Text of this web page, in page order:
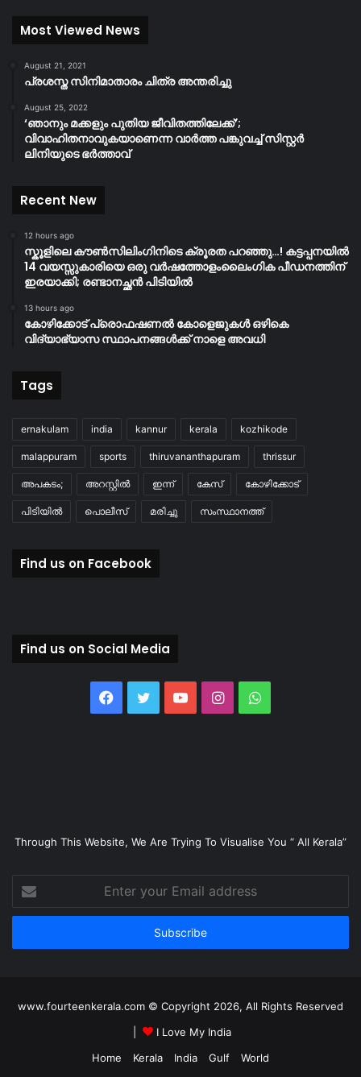
Most Viewed News
August 21, 2021
പ്രശസ്ത സിനിമാതാരം ചിത്ര അന്തരിച്ചു
August 25, 2022
‘ഞാനും മക്കളും പുതിയ ജീവിതത്തിലേക്ക്’;
വിവാഹിതനാവുകയാണെന്ന വാർത്ത പങ്കുവച്ച് സിസ്റ്റർ
ലിനിയുടെ ഭർത്താവ്
Recent New
12 hours ago
സ്കൂളിലെ കൗൺസിലിംഗിനിടെ ക്രൂരത പറഞ്ഞു…! കട്ടപ്പനയിൽ
14 വയസ്സുകാരിയെ ഒരു വർഷത്തോളംലൈംഗിക പീഡനത്തിന്
ഇരയാക്കി; രണ്ടാനച്ഛൻ പിടിയിൽ
13 hours ago
കോഴിക്കോട് പ്രൊഫഷണൽ കോളെജുകൾ ഒഴികെ
വിദ്യാഭ്യാസ സ്ഥാപനങ്ങൾക്ക് നാളെ അവധി
Tags
ernakulam india kannur kerala kozhikode
malappuram sports thiruvananthapuram thrissur
അപകടം; അറസ്റ്റിൽ ഇന്ന് കേസ് കോഴിക്കോട്
പിടിയിൽ പൊലീസ് മരിച്ചു സംസ്ഥാനത്ത്
Find us on Facebook
Find us on Social Media
Facebook
TwitterYouTubeInstagramWhatsApp
Through This Website, We Are Trying To Visualise You “ All Kerala”
your
Email
www.fourteenkerala.com © Copyright 2026, All Rights Reserved
I Love My India
Home
Kerala India Gulf World